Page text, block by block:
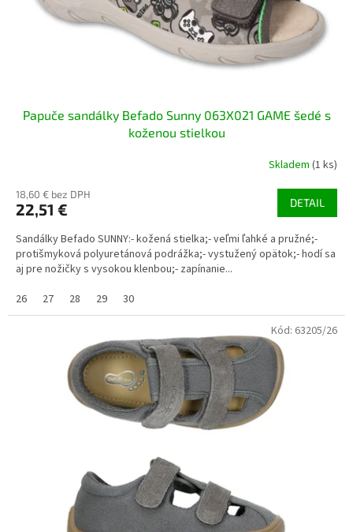
Papuče sandálky Befado Sunny 063X021 GAME šedé s
koženou stielkou
Skladem (1 ks)
18,60 € bez DPH
22,51 € DETAIL
Sandálky Befado SUNNY:- kožená stielka;- veľmi ľahké a pružné;-
protišmyková polyuretánová podrážka;- vystužený opätok;- hodí sa
aj pre nožičky s vysokou klenbou;- zapínanie...
26
27 28 29 30
Kód: 63205/26